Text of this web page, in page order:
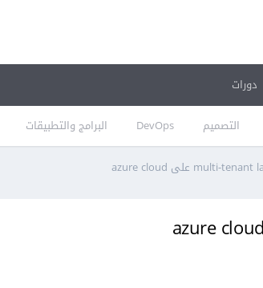
التصميم DevOps البرامج والتطبيقات
دورات